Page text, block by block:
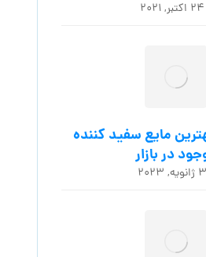
۲۴ اکتبر, ۲۰۲۱
مایع سفید کننده
در بازار
۳ ژانویه, ۲۰۲۳